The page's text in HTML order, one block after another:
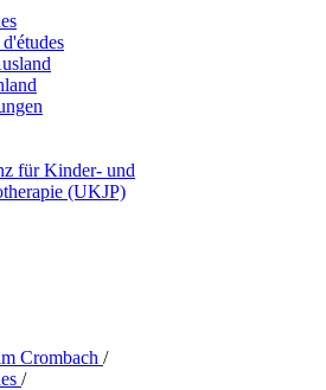
für Kinder- und
(UKJP)
Crombach /
/